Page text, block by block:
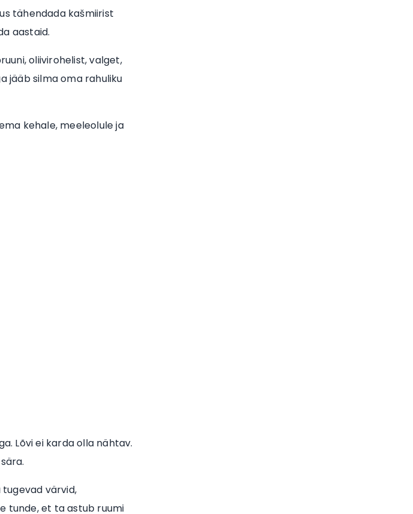
tähendada kašmiirist
aastaid.
oliivirohelist, valget,
jääb silma oma rahuliku
kehale, meeleolule ja
Lõvi ei karda olla nähtav.
värvid,
tunde, et ta astub ruumi